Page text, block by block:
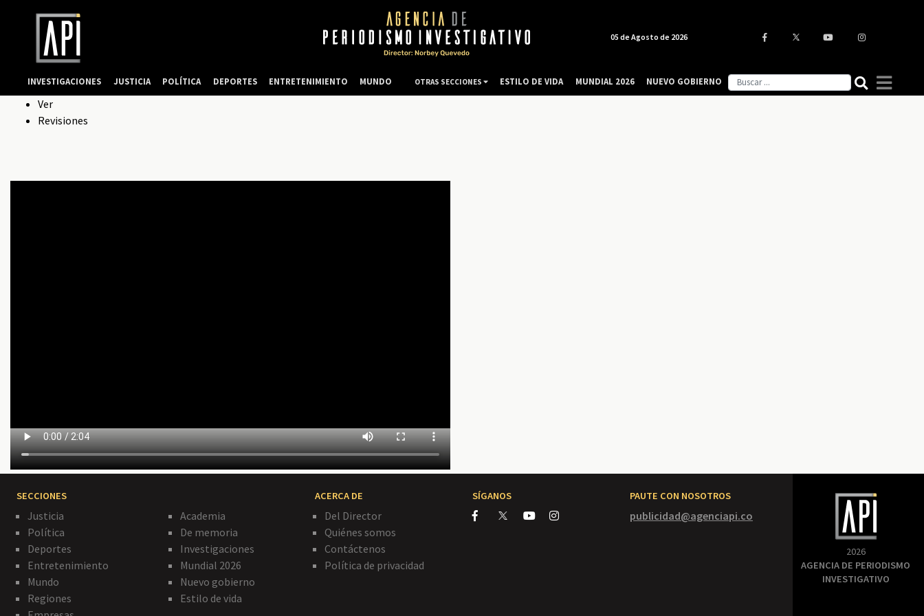
Solapas
Ver
Revisiones
SECCIONES
Justicia
Política
Deportes
Entretenimiento
Mundo
Regiones
Academia
De memoria
Investigaciones
Mundial 2026
Nuevo gobierno
Estilo de vida
ACERCA DE
Del Director
Quiénes somos
Contáctenos
Política de privacidad
SÍGANOS PAUTE CON NOSOTROS
publicidad@agenciapi.co
2026
AGENCIA DE PERIODISMO
INVESTIGATIVO
05 de Agosto de 2026
INVESTIGACIONES JUSTICIA POLÍTICA DEPORTES ENTRETENIMIENTO MUNDO OTRAS SECCIONES ESTILO DE VIDA MUNDIAL 2026 NUEVO GOBIERNO